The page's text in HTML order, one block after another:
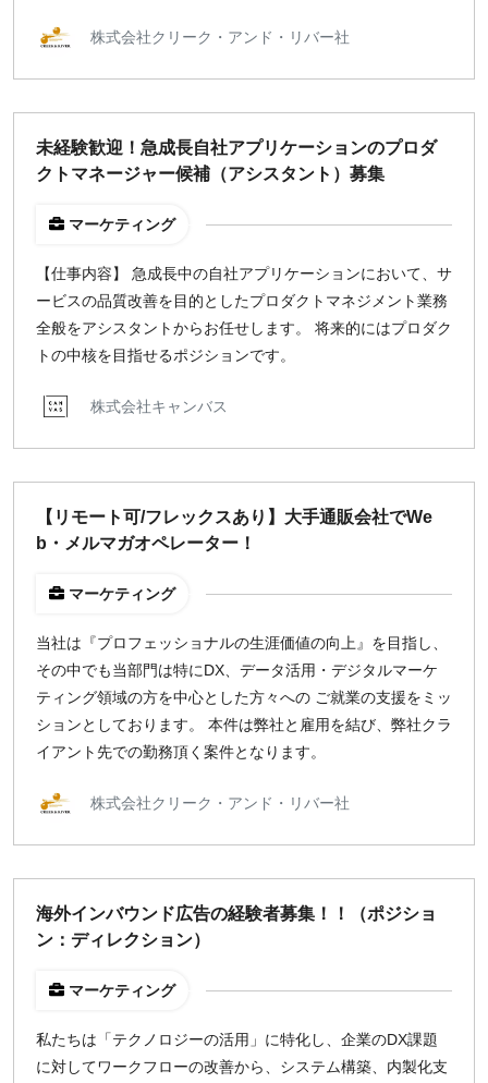
株式会社クリーク・アンド・リバー社
未経験歓迎！急成長自社アプリケーションのプロダ
クトマネージャー候補（アシスタント）募集
マーケティング
【仕事内容】 急成長中の自社アプリケーションにおいて、サ
ービスの品質改善を目的としたプロダクトマネジメント業務
全般をアシスタントからお任せします。 将来的にはプロダク
トの中核を目指せるポジションです。
株式会社キャンバス
【リモート可/フレックスあり】大手通販会社でWe
b・メルマガオペレーター！
マーケティング
当社は『プロフェッショナルの生涯価値の向上』を目指し、
その中でも当部門は特にDX、データ活用・デジタルマーケ
ティング領域の方を中心とした方々への ご就業の支援をミッ
ションとしております。 本件は弊社と雇用を結び、弊社クラ
イアント先での勤務頂く案件となります。
株式会社クリーク・アンド・リバー社
海外インバウンド広告の経験者募集！！（ポジショ
ン：ディレクション）
マーケティング
私たちは「テクノロジーの活用」に特化し、企業のDX課題
に対してワークフローの改善から、システム構築、内製化支